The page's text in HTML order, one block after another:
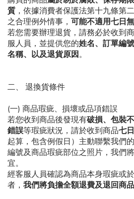
質 ，依據消費者保護法第十九條第
之合理例外情事， 可能不適用七日
若您需要辦理退貨，請務必於收到
服人員，並提供您的姓名、訂單編
名稱、以及退貨原因。
二、
退換貨條件
(一) 商品瑕疵、損壞或品項錯誤
若您收到商品後發現有破損、包裝
錯誤等瑕疵狀況，請於收到商品七
起算，包含例假日）主動聯繫我們
編號及商品瑕疵部位之照片，我們
宜。
經客服人員確認為商品本身瑕疵或
者， 我們將負擔全額退費及退回商